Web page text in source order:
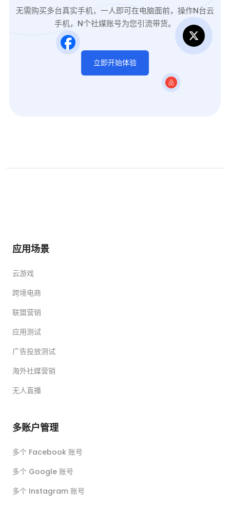
无需购买多台真实手机，一人即可在电脑面前，操作N台云
手机，N个社媒账号为您引流带货。
立即开始体验
应用场景
云游戏
跨境电商
联盟营销
应用测试
广告投放测试
海外社媒营销
无人直播
多账户管理
多个 Facebook 账号
多个 Google 账号
多个 Instagram 账号